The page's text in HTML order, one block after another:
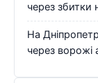
через збитки
На
через ворожі